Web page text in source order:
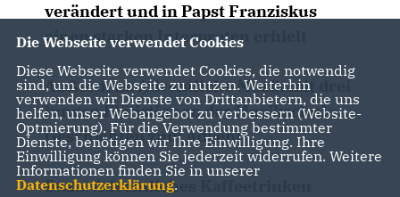
verändert und in Papst Franziskus
einen starken Interpreten erhielt
Außerdem: Adventliche Musik mit drei
jungen Flötistinnen der Musikschule
Geschichten zum Advent
Dazu: Adventliches Kaffeetrinken
Die Webseite verwendet Cookies
Diese Webseite verwendet Cookies, die notwendig
sind, um die Webseite zu nutzen. Weiterhin
verwenden wir Dienste von Drittanbietern, die uns
helfen, unser Webangebot zu verbessern (Website-
Optmierung). Für die Verwendung bestimmter
Dienste, benötigen wir Ihre Einwilligung. Ihre
Einwilligung können Sie jederzeit widerrufen. Weitere
Informationen finden Sie in unserer
Datenschutzerklärung.